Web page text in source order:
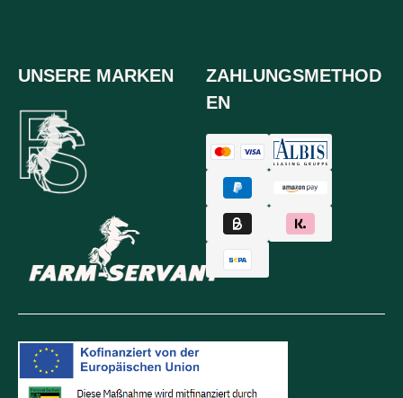
UNSERE MARKEN
ZAHLUNGSMETHOD
EN